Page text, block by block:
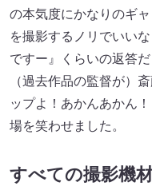
の本気度にかなりのギ
を撮影するノリでいい
ですー』くらいの返答
（過去作品の監督が）
ップよ！あかんあかん
場を笑わせました。
すべての撮影機